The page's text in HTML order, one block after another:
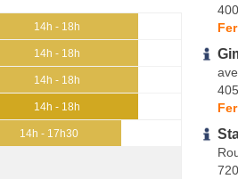
14h - 18h
14h - 18h
14h - 18h
14h - 18h
14h - 17h30